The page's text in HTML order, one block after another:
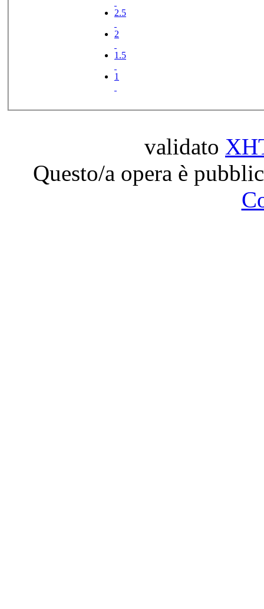
2.5
2
1.5
1
validato
Questo/a opera è